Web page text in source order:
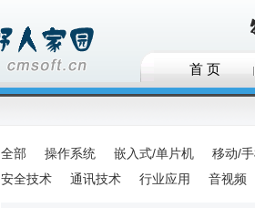
首 页
全部 操作系统 嵌入式/单片机 移动/
安全技术
通讯技术 行业应用 音视频